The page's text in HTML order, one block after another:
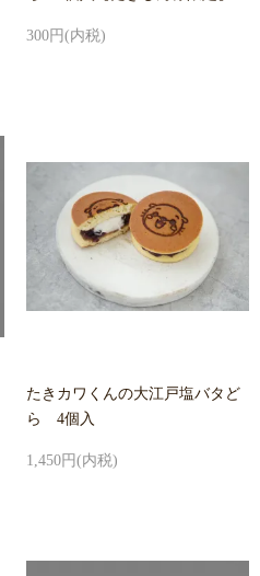
300円(内税)
たきカワくんの大江戸塩バタど
ら 4個入
1,450円(内税)